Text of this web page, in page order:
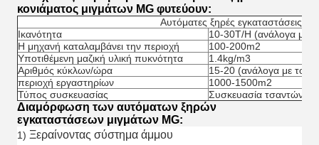
κονιάματος μιγμάτων MG φυτεύουν:
Αυτόματες ξηρές εγκαταστάσεις
Ικανότητα
10-30T/H (ανάλογα με
Η μηχανή καταλαμβάνει την περιοχή
100-200m2
Υποτιθέμενη μαζική υλική πυκνότητα
1.4kg/m3
Αριθμός κύκλων/ώρα
15-20 (ανάλογα με τον
περιοχή εργαστηρίων
1000-1500m2
Τύπος συσκευασίας
Συσκευασία τσαντών ή
Διαμόρφωση των αυτόματων ξηρών
εγκαταστάσεων μιγμάτων MG:
1) Ξεραίνοντας σύστημα άμμου